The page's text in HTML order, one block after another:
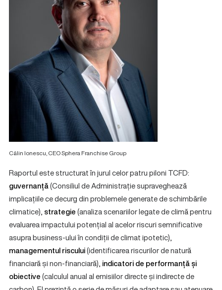
Călin Ionescu, CEO Sphera Franchise Group
Raportul este structurat în jurul celor patru piloni TCFD:
guvernanță(Consiliul de Administrație supraveghează
implicațiile ce decurg din problemele generate de schimbările
climatice), strategie(analiza scenariilor legate de climă pentru
evaluarea impactului potențial al acelor riscuri semnificative
asupra business-ului în condiții de climat ipotetic),
managementul riscului(identificarea riscurilor de natură
financiară și non-financiară), indicatori de performanță și
obiective(calculul anual al emisiilor directe și indirecte de